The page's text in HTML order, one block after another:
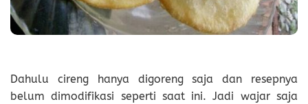
Dahulu cireng hanya digoreng saja dan resepnya
belum dimodifikasi seperti saat ini. Jadi wajar saja